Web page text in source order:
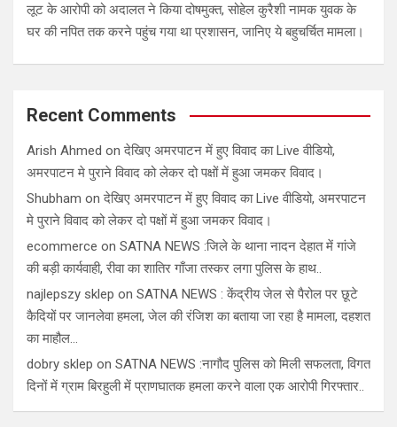
लूट के आरोपी को अदालत ने किया दोषमुक्त, सोहेल कुरैशी नामक युवक के
घर की नपित तक करने पहुंच गया था प्रशासन, जानिए ये बहुचर्चित मामला।
Recent Comments
Arish Ahmed onदेखिए अमरपाटन में हुए विवाद का Live वीडियो,
अमरपाटन मे पुराने विवाद को लेकर दो पक्षों में हुआ जमकर विवाद।
Shubham onदेखिए अमरपाटन में हुए विवाद का Live वीडियो, अमरपाटन
मे पुराने विवाद को लेकर दो पक्षों में हुआ जमकर विवाद।
ecommerce on SATNA NEWS :जिले के थाना नादन देहात में गांजे
की बड़ी कार्यवाही, रीवा का शातिर गाँजा तस्कर लगा पुलिस के हाथ..
najlepszy sklep on SATNA NEWS : केंद्रीय जेल से पैरोल पर छूटे
कैदियों पर जानलेवा हमला, जेल की रंजिश का बताया जा रहा है मामला, दहशत
का माहौल…
dobry sklep on SATNA NEWS :नागौद पुलिस को मिली सफलता, विगत
दिनों में ग्राम बिरहुली में प्राणघातक हमला करने वाला एक आरोपी गिरफ्तार..